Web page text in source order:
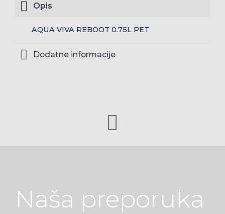
Opis
AQUA VIVA REBOOT 0.75L PET
Dodatne informacije
Naša preporuka